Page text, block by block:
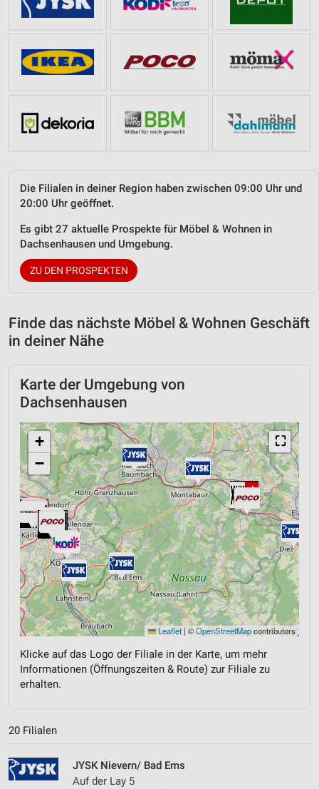
Die Filialen in deiner Region haben zwischen 09:00 Uhr und
20:00 Uhr geöffnet.
Es gibt 27 aktuelle Prospekte für Möbel & Wohnen in
Dachsenhausen und Umgebung.
ZU DEN PROSPEKTEN
Finde das nächste Möbel & Wohnen Geschäft
in deiner Nähe
Karte der Umgebung von
Dachsenhausen
⛶
+
−
Leaflet | ©OpenStreetMapcontributors
Klicke auf das Logo der Filiale in der Karte, um mehr
Informationen (Öffnungszeiten & Route) zur Filiale zu
erhalten.
20 Filialen
JYSK Nievern/ Bad Ems
Auf der Lay 5